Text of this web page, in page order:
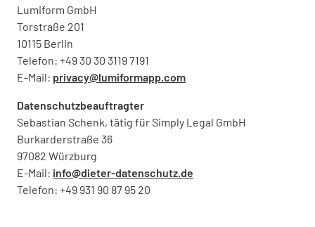
Lumiform GmbH
Torstraße 201
10115 Berlin
Telefon: +49 30 30 3119 7191
E-Mail: privacy@lumiformapp.com
Datenschutzbeauftragter
Sebastian Schenk, tätig für Simply Legal GmbH
Burkarderstraße 36
97082 Würzburg
E-Mail: info@dieter-datenschutz.de
Telefon: +49 931 90 87 95 20